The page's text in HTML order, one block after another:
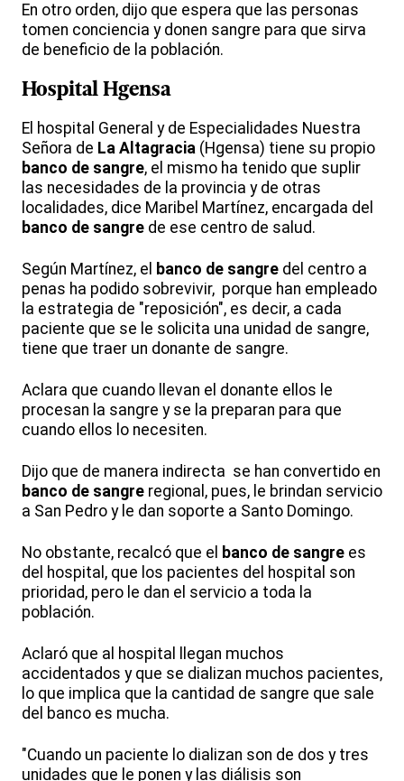
En otro orden, dijo que espera que las personas
tomen conciencia y donen sangre para que sirva
de beneficio de la población.
Hospital Hgensa
El hospital General y de Especialidades Nuestra
Señora de La Altagracia (Hgensa) tiene su propio
banco de sangre, el mismo ha tenido que suplir
las necesidades de la provincia y de otras
localidades, dice Maribel Martínez, encargada del
banco de sangre de ese centro de salud.
Según Martínez, el banco de sangre del centro a
penas ha podido sobrevivir, porque han empleado
la estrategia de "reposición", es decir, a cada
paciente que se le solicita una unidad de sangre,
tiene que traer un donante de sangre.
Aclara que cuando llevan el donante ellos le
procesan la sangre y se la preparan para que
cuando ellos lo necesiten.
Dijo que de manera indirecta se han convertido en
banco de sangre regional, pues, le brindan servicio
a San Pedro y le dan soporte a Santo Domingo.
No obstante, recalcó que el banco de sangre es
del hospital, que los pacientes del hospital son
prioridad, pero le dan el servicio a toda la
población.
Aclaró que al hospital llegan muchos
accidentados y que se dializan muchos pacientes,
lo que implica que la cantidad de sangre que sale
del banco es mucha.
"Cuando un paciente lo dializan son de dos y tres
unidades que le ponen y las diálisis son